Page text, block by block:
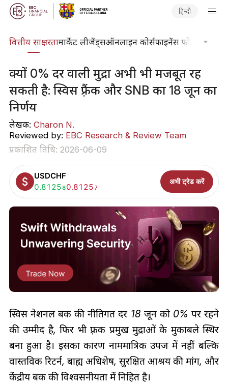
हिन्दी
वित्तीय साक्षरतामार्केट लीजेंड्सऑनलाइन कोर्सफाइनेंस फोकस
क्यों 0% दर वाली मुद्रा अभी भी मजबूत रह
सकती है: स्विस फ़्रैंक और SNB का 18 जून का
निर्णय
लेखक: Charon N.
Reviewed by: EBC Research & Review Team
प्रकाशित तिथि: 2026-06-09
USDCHF
खरीदें:
0.81258बेचें:
0.8125 7
अभी ट्रेड करें
स्विस नेशनल बैंक की नीतिगत दर 18 जून को 0% पर रहने
की उम्मीद है, फिर भी फ़्रैंक प्रमुख मुद्राओं के मुकाबले स्थिर
बना हुआ है। इसका कारण नाममात्रिक उपज में नहीं बल्कि
वास्तविक रिटर्न, बाह्य अधिशेष, सुरक्षित आश्रय की मांग, और
केंद्रीय बैंक की विश्वसनीयता में निहित है।